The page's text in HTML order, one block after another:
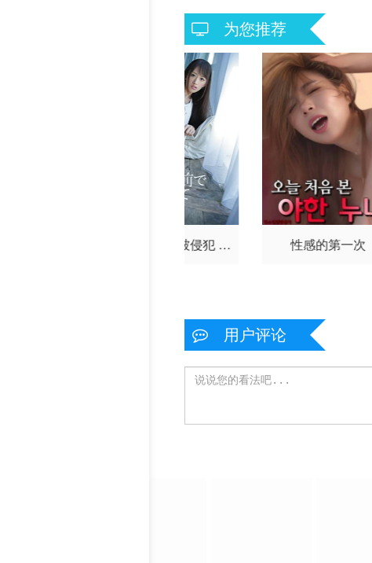
为您推荐
在丈夫面前被侵犯 希
性感的第一次
用户评论